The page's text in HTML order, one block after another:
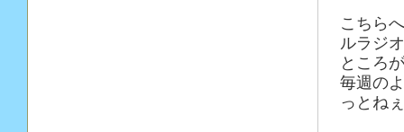
こちら
ルラジ
ところ
毎週の
っとね